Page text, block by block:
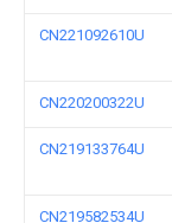
CN221092610U
CN220200322U
CN219133764U
CN219582534U